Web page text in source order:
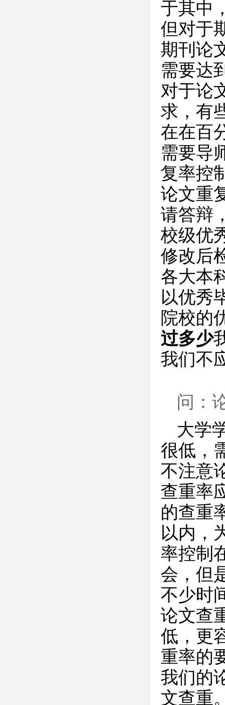
于其中
但对于
期刊论
需要达
对于论
求，有
在在百
需要导
复率控
论文重
请答辩
校级优
修改后
各大本
以优秀
院校的
过多少
我们不
问：
大学
很低，
不注意
查重率
的查重
以内，
率控制
会，但
不少时
论文查
低，更
重率的
我们的
文查重